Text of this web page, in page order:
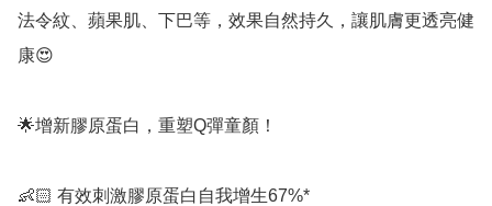
法令紋、蘋果肌、下巴等，效果自然持久，讓肌膚更透亮健
康😍
🌟增新膠原蛋白，重塑Q彈童顏！
👶🏻 有效刺激膠原蛋白自我增生67%*